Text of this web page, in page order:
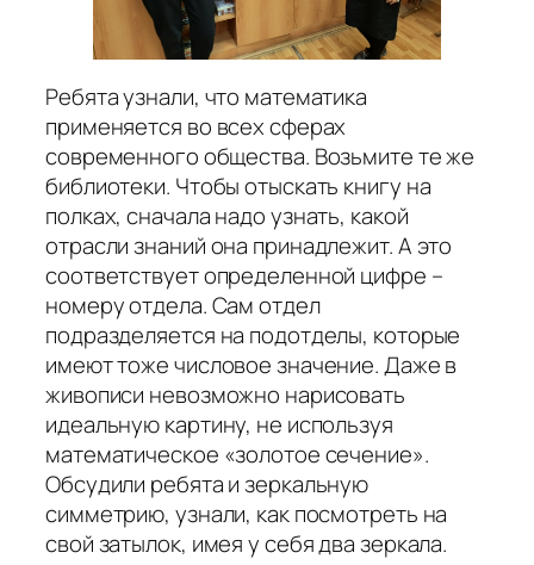
Ребята узнали, что математика
применяется во всех сферах
современного общества. Возьмите те же
библиотеки. Чтобы отыскать книгу на
полках, сначала надо узнать, какой
отрасли знаний она принадлежит. А это
соответствует определенной цифре –
номеру отдела. Сам отдел
подразделяется на подотделы, которые
имеют тоже числовое значение. Даже в
живописи невозможно нарисовать
идеальную картину, не используя
математическое «золотое сечение».
Обсудили ребята и зеркальную
симметрию, узнали, как посмотреть на
свой затылок, имея у себя два зеркала.